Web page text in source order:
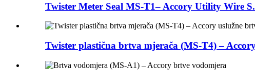
Twister Meter Seal MS-T1– Accory Utility Wire
Twister plastična brtva mjerača (MS-T4) –